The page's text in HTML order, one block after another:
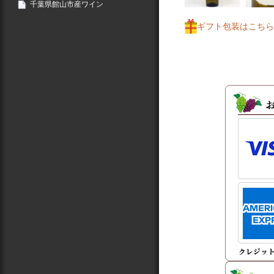
千葉県館山市産ワイン
ギフト包装はこち